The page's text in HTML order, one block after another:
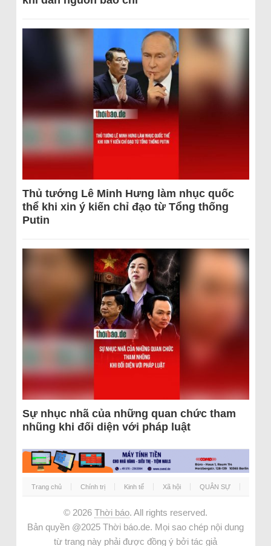
Thủ tướng Lê Minh Hưng làm nhục quốc
thể khi xin ý kiến chỉ đạo từ Tổng thống
Putin
Sự nhục nhã của những quan chức tham
nhũng khi đối diện với pháp luật
Trang chủ Chính trị Kinh tế Xã hội QUÂN SỰ
© 2026 Thời báo. All rights reserved.
Bản quyền @2025 Thời báo.de. Mọi sao chép nội dung
từ trang này phải được đồng ý bởi tác giả